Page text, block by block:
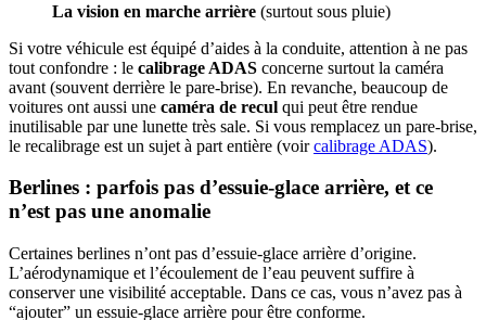
La vision en marche arrière (surtout sous pluie)
Si votre véhicule est équipé d’aides à la conduite, attention à ne pas
tout confondre : le calibrage ADAS concerne surtout la caméra
avant (souvent derrière le pare-brise). En revanche, beaucoup de
voitures ont aussi une caméra de recul qui peut être rendue
inutilisable par une lunette très sale. Si vous remplacez un pare-brise,
le recalibrage est un sujet à part entière (voircalibrage ADAS).
Berlines : parfois pas d’essuie-glace arrière, et ce
n’est pas une anomalie
Certaines berlines n’ont pas d’essuie-glace arrière d’origine.
L’aérodynamique et l’écoulement de l’eau peuvent suffire à
conserver une visibilité acceptable. Dans ce cas, vous n’avez pas à
“ajouter” un essuie-glace arrière pour être conforme.